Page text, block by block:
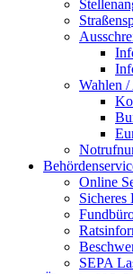
Wahlen /
Online
SEPA